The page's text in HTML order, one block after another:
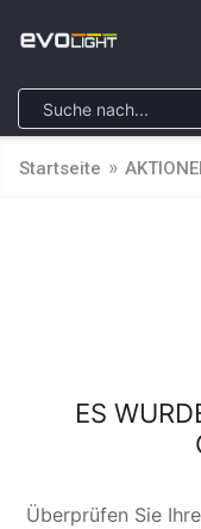
Startseite »
ES
Überprüfen Sie